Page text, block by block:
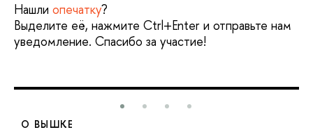
Нашли опечатку?
Выделите её, нажмите Ctrl+Enter и отправьте нам
уведомление. Спасибо за участие!
О ВЫШКЕ